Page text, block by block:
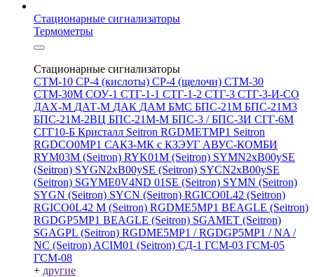
Стационарные сигнализаторы
Термометры
Стационарные сигнализаторы
СТМ-10 СР-4 (кислоты) СР-4 (щелочи) СТМ-30
СТМ-30М СОУ-1 СТГ-1-1 СТГ-1-2 СТГ-3 СТГ-3-И-CO
ДАХ-М ДАТ-М ДАК ДАМ БМС БПС-21М БПС-21М3
БПС-21М-2ВЦ БПС-21М-М БПС-3 / БПС-3И СГГ-6М
СГГ10-Б Кристалл Seitron RGDMETMP1 Seitron
RGDCO0MP1 САКЗ-МК с КЗЭУГ АВУС-КОМБИ
RYM03M (Seitron) RYK01M (Seitron) SYMN2хB00ySE
(Seitron) SYGN2xB00ySE (Seitron) SYCN2xB00ySE
(Seitron) SGYME0V4ND 01SE (Seitron) SYMN (Seitron)
SYGN (Seitron) SYCN (Seitron) RGICO0L42 (Seitron)
RGICO0L42 M (Seitron) RGDME5MP1 BEAGLE (Seitron)
RGDGP5MP1 BEAGLE (Seitron) SGAMET (Seitron)
SGAGPL (Seitron) RGDME5MP1 / RGDGP5MP1 / NA /
NC (Seitron) ACIM01 (Seitron) СД-1 ГСМ-03 ГСМ-05
ГСМ-08
+ другие